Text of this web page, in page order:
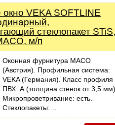
окно VEKA SOFTLINE
стеклопакет STiS,
м/п
Оконная фурнитура MACO
(Австрия). Профильная система:
VEKA (Германия). Класс профиля
ПВХ: А (толщина стенок от 3,5
Микропроветривание: есть.
Стеклопакеты:…